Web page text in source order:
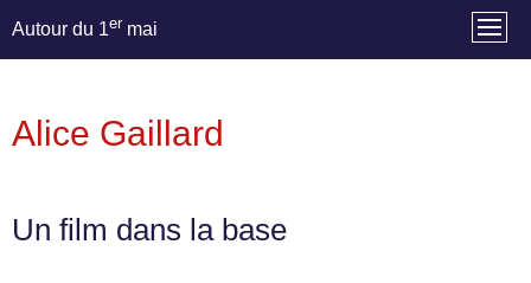
Autour du 1er mai
Alice Gaillard
Un film dans la base